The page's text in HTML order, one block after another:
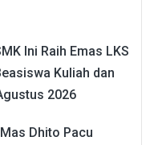
Ini Raih Emas LKS
Kuliah dan
2026
Dhito Pacu